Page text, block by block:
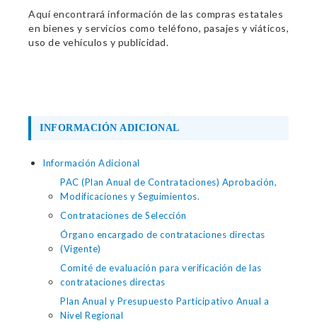
Aquí encontrará información de las compras estatales
en bienes y servicios como teléfono, pasajes y viáticos,
uso de vehículos y publicidad.
INFORMACIÓN ADICIONAL
Información Adicional
PAC (Plan Anual de Contrataciones) Aprobación,
Modificaciones y Seguimientos.
Contrataciones de Selección
Órgano encargado de contrataciones directas
(Vigente)
Comité de evaluación para verificación de las
contrataciones directas
Plan Anual y Presupuesto Participativo Anual a
Nivel Regional